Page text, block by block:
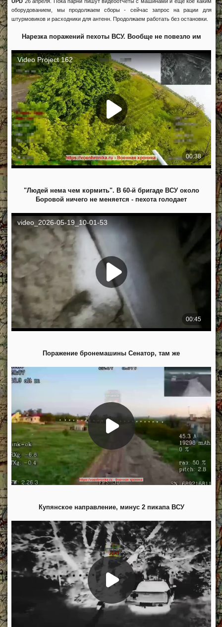
оборудованием, мы продолжаем сборы - сейчас запрос на рации для
штурмовиков и расходники для антенн. Продолжаем работать без остановки.
Нарезка поражений пехоты ВСУ. Вообще не повезло им
"Людей нема чем кормить". В 60-й бригаде ВСУ около
Боровой ничего не меняется - пехота голодает
Поражение бронемашины Сенатор, там же
Купянское направление, минус 2 пикапа ВСУ